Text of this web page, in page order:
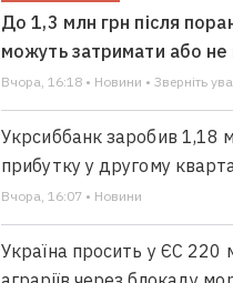
До 1,3 млн грн після
можуть затримати або не
Вчора, 16:18 • Новини • Зверніть
Укрсиббанк заробив 1,18
прибутку у другому
Вчора, 16:07 • Новини
Україна просить у ЄС 220